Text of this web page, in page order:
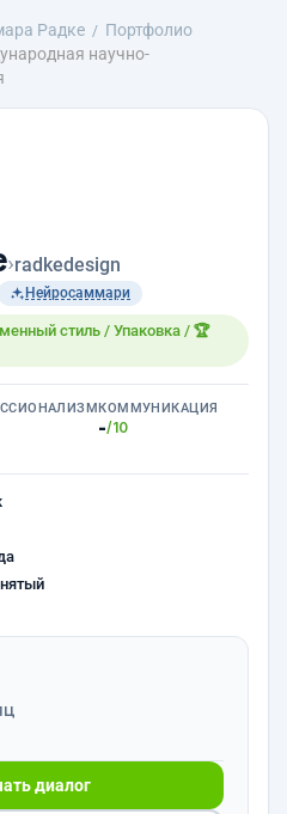
Радке
Портфолио
научно-
›radkedesign
Нейросаммари
стиль / Упаковка / 🏆
КОММУНИКАЦИЯ
-/10
диалог